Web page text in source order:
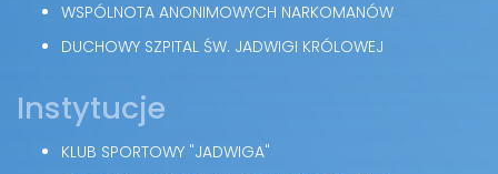
WSPÓLNOTA ANONIMOWYCH NARKOMANÓW
DUCHOWY SZPITAL ŚW. JADWIGI KRÓLOWEJ
Instytucje
KLUB SPORTOWY "JADWIGA"